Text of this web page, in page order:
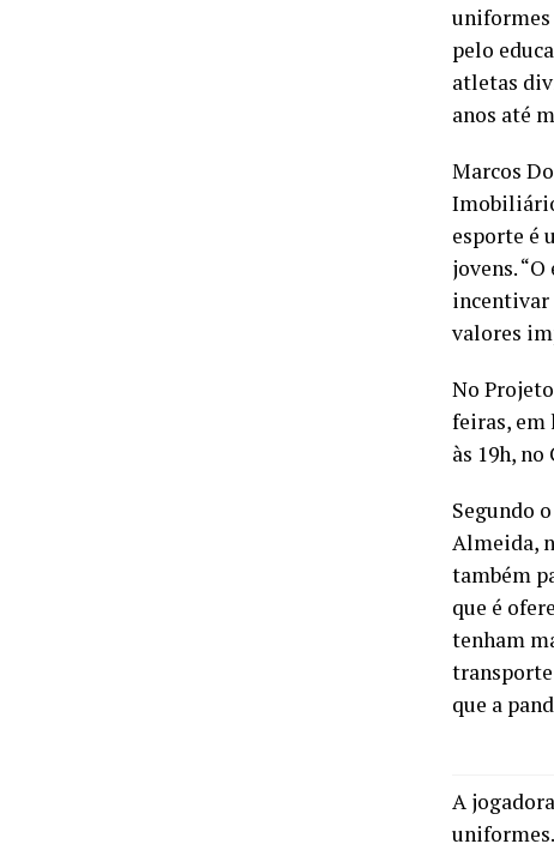
uniformes
pelo
atletas
anos até
Marcos
esporte é
jovens.
incentivar
valores
No
feiras, em
às 19h,
Segundo
Almeida,
também
que é
tenham
que a
A